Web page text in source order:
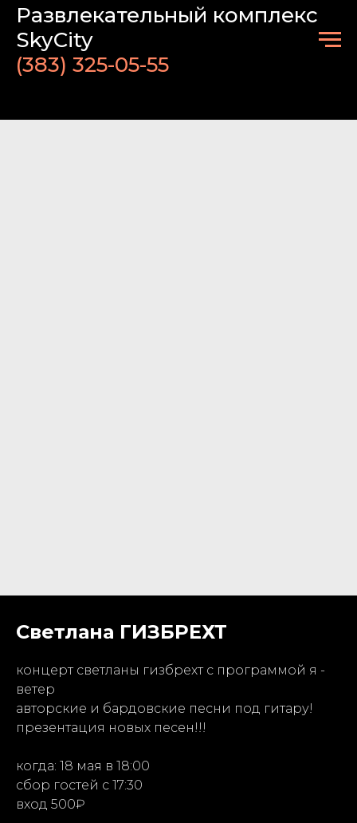
Развлекательный комплекс
SkyCity
(383) 325-05-55
Светлана ГИЗБРЕХТ
концерт светланы гизбрехт с программой я -
ветер
авторские и бардовские песни под гитару!
презентация новых песен!!!
когда: 18 мая в 18:00
сбор гостей с 17:30
вход 500₽